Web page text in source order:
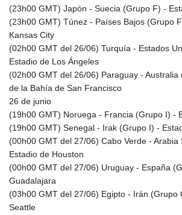
AED
AFN
AMD
AOA
AUD 1.6396
AWG
BAM
BDT
(23h00 GMT) Japón - Suecia (Grupo F) -
(23h00 GMT) Túnez - Países Bajos (Grupo
Kansas City
(02h00 GMT del 26/06) Turquía - Estados
Estadio de Los Ángeles
(02h00 GMT del 26/06) Paraguay - Australia
de la Bahía de San Francisco
26 de junio
(19h00 GMT) Noruega - Francia (Grupo I) -
(19h00 GMT) Senegal - Irak (Grupo I) -
(00h00 GMT del 27/06) Cabo Verde - Arabia
Estadio de Houston
(00h00 GMT del 27/06) Uruguay - España
Guadalajara
(03h00 GMT del 27/06) Egipto - Irán (Grupo
Seattle